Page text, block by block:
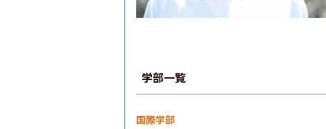
学部一覧
国際学部